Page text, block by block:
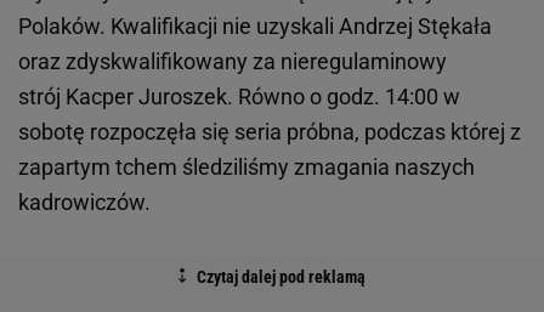
Polaków. Kwalifikacji nie uzyskali Andrzej Stękała
oraz zdyskwalifikowany za nieregulaminowy
strój Kacper Juroszek. Równo o godz. 14:00 w
sobotę rozpoczęła się seria próbna, podczas której z
zapartym tchem śledziliśmy zmagania naszych
kadrowiczów.